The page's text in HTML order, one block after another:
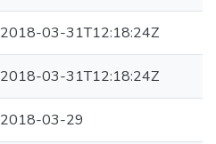
2018-03-31T12:18:24Z
2018-03-31T12:18:24Z
2018-03-29